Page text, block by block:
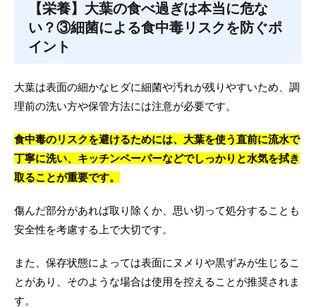
【栄養】大葉の食べ過ぎは本当に危な
い？③細菌による食中毒リスクを防ぐポ
イント
大葉は表面の細かなヒダに細菌や汚れが残りやすいため、調
理前の洗い方や保管方法には注意が必要です。
食中毒のリスクを避けるためには、大葉を使う直前に流水で
丁寧に洗い、キッチンペーパーなどでしっかりと水気を拭き
取ることが重要です。
傷んだ部分があれば取り除くか、思い切って処分することも
安全性を考慮する上で大切です。
また、保存状態によっては表面にヌメりや黒ずみが生じるこ
とがあり、そのような場合は使用を控えることが推奨されま
す。